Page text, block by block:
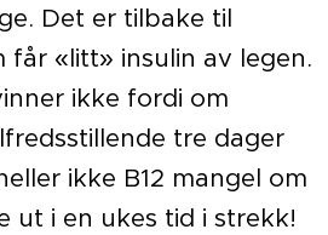
Det er tilbake til
får «litt» insulin av legen.
ikke fordi om
tre dager
ikke B12 mangel om
ut i en ukes tid i strekk!